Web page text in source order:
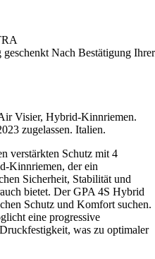
geschenkt Nach Bestätigung Ihrer
Visier, Hybrid-Kinnriemen.
zugelassen. Italien.
verstärkten Schutz mit 4
Kinnriemen, der ein
Sicherheit, Stabilität und
bietet. Der GPA 4S Hybrid
Schutz und Komfort suchen.
eine progressive
was zu optimaler